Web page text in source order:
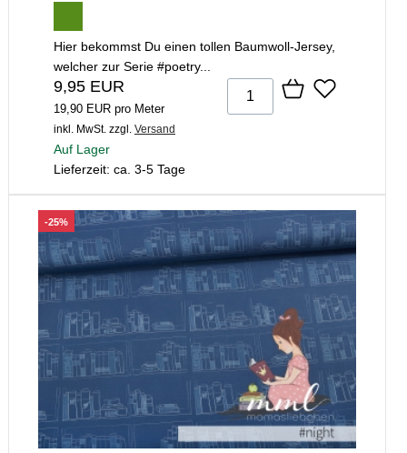
Hier bekommst Du einen tollen Baumwoll-Jersey,
welcher zur Serie #poetry...
9,95 EUR
19,90 EUR pro Meter
inkl. MwSt. zzgl. Versand
Auf Lager
Lieferzeit: ca. 3-5 Tage
-25%